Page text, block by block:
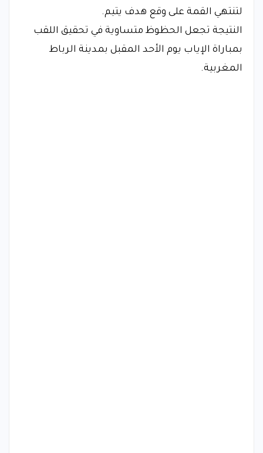
لتنتهي القمة على وقع هدف يتيم.
النتيجة تجعل الحظوظ متساوية في تحقيق اللقب
بمباراة الإياب يوم الأحد المقبل بمدينة الرباط
المغربية.